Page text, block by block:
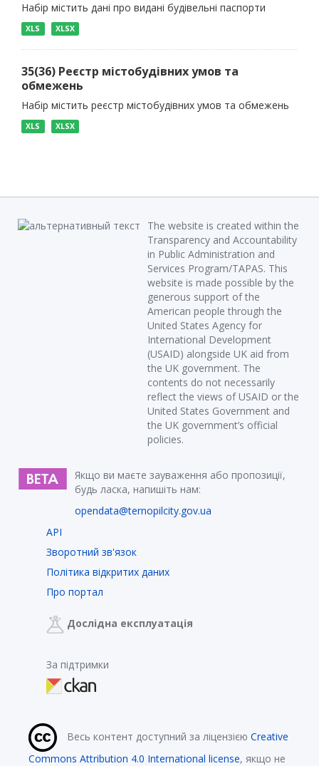
Набір містить дані про видані будівельні паспорти
XLS XLSX
35(36) Реєстр містобудівних умов та
обмежень
Набір містить реєстр містобудівних умов та обмежень
XLS XLSX
The website is created within the
Transparency and Accountability
in Public Administration and
Services Program/TAPAS. This
website is made possible by the
generous support of the
American people through the
United States Agency for
International Development
(USAID) alongside UK aid from
the UK government. The
contents do not necessarily
reflect the views of USAID or the
United States Government and
the UK government’s official
policies.
Якщо ви маєте зауваження або пропозиції,
будь ласка, напишіть нам:
opendata@ternopilcity.gov.ua
API
Зворотний зв'язок
Політика відкритих даних
Про портал
Дослідна експлуатація
За підтримки
Весь контент доступний за ліцензією Creative
Commons Attribution 4.0 International license, якщо не